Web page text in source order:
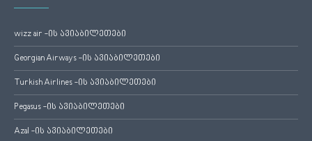
wizz air -ის ავიაბილეთები
Georgian Airways -ის ავიაბილეთები
Turkish Airlines -ის ავიაბილეთები
Pegasus -ის ავიაბილეთები
Azal -ის ავიაბილეთები